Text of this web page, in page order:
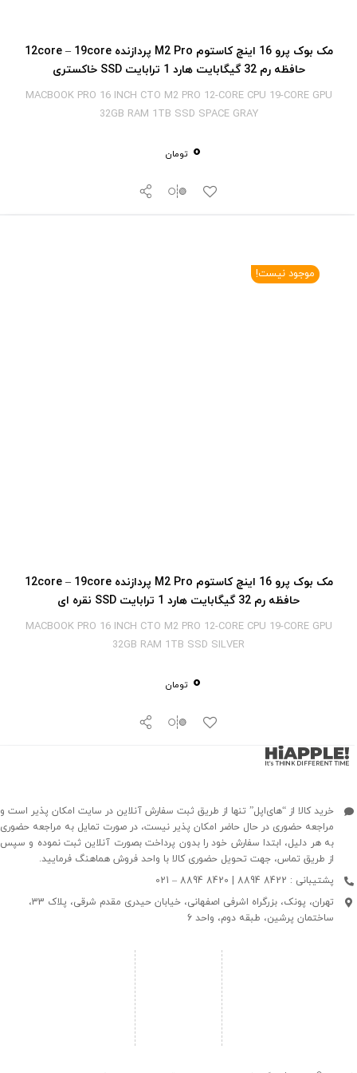
مک بوک پرو 16 اینچ کاستوم M2 Pro پردازنده 12core – 19core
حافظه رم 32 گیگابایت هارد 1 ترابایت SSD خاکستری
MACBOOK PRO 16 INCH CTO M2 PRO 12-CORE CPU 19-CORE GPU
32GB RAM 1TB SSD SPACE GRAY
0 تومان
موجود نیست!
مک بوک پرو 16 اینچ کاستوم M2 Pro پردازنده 12core – 19core
حافظه رم 32 گیگابایت هارد 1 ترابایت SSD نقره ای
MACBOOK PRO 16 INCH CTO M2 PRO 12-CORE CPU 19-CORE GPU
32GB RAM 1TB SSD SILVER
0 تومان
خرید کالا از “های‌اپل” تنها از طریق ثبت سفارش آنلاین در سایت امکان پذیر است و
مراجعه حضوری در حال حاضر امکان پذیر نیست، در صورت تمایل به مراجعه حضوری
به هر دلیل، ابتدا سفارش خود را بدون پرداخت بصورت آنلاین ثبت نموده و سپس
از طریق تماس، جهت تحویل حضوری کالا با واحد فروش هماهنگ فرمایید.
پشتیبانی : 8422 8894 | 8420 8894 – 021
تهران، پونک، بزرگراه اشرفی اصفهانی، خیابان حیدری مقدم شرقی، پلاک 33،
ساختمان پرشین، طبقه دوم، واحد 6